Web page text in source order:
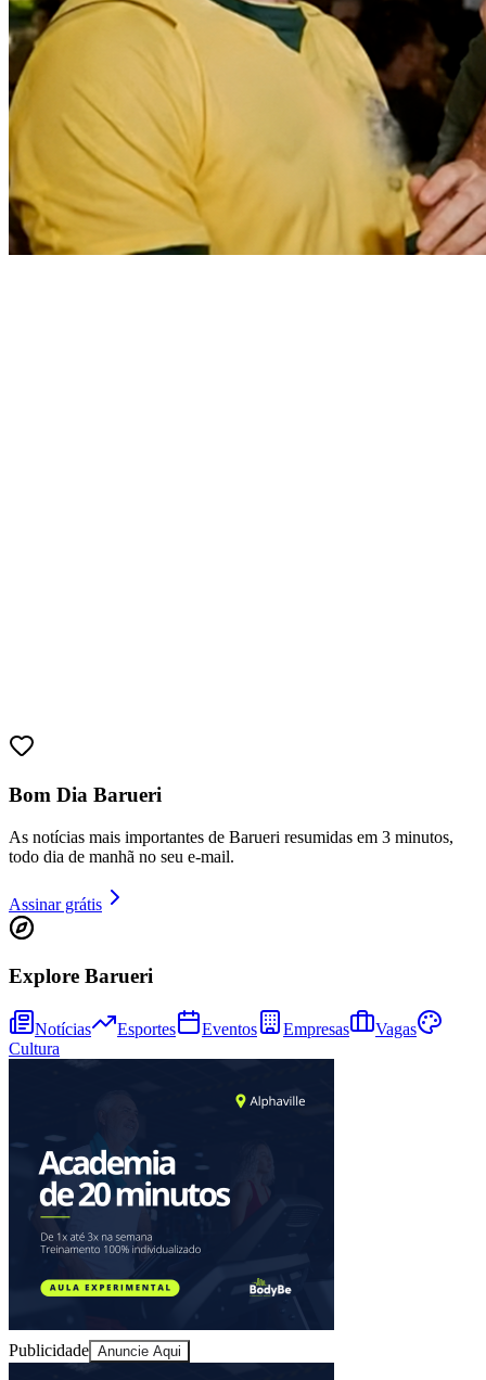
Athletico-PR
Bom Dia Barueri
As notícias mais importantes de Barueri resumidas em 3 minutos,
todo dia de manhã no seu e-mail.
Assinar grátis
Explore Barueri
Notícias Esportes Eventos Empresas
Vagas
Cultura
Publicidade Anuncie Aqui